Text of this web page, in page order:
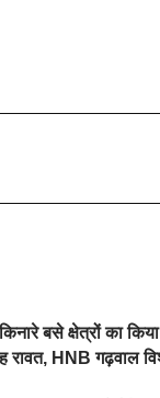
बसे क्षेत्रों का
रावत, HNB गढ़वाल